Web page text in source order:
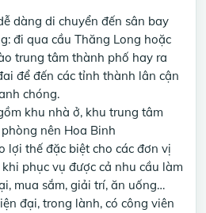
dàng di chuyển đến sân bay
đi qua cầu Thăng Long hoặc
trung tâm thành phố hay ra
để đến các tỉnh thành lân cận
chóng.
khu nhà ở, khu trung tâm
nên Hoa Binh
lợi thế đặc biệt cho các đơn vị
phục vụ được cả nhu cầu làm
mua sắm, giải trí, ăn uống…
đại, trong lành, có công viên